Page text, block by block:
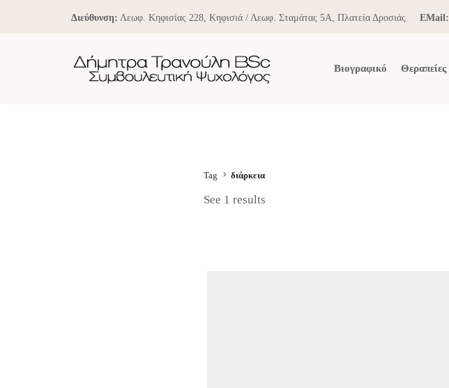
Διεύθυνση: Λεωφ. Κηφισίας 228, Κηφισιά / Λεωφ. Σταμάτας 5Α, Πλατεία Δροσιάς EMail:
Βιογραφικό Θεραπείες
Tag διάρκεια
See 1 results